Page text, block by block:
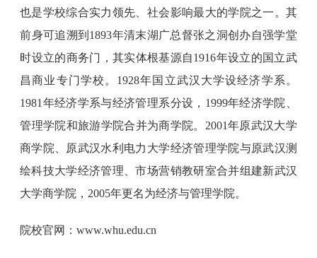
也是学校综合实力领先、社会影响最大的学院之一。其
前身可追溯到1893年清末湖广总督张之洞创办自强学堂
时设立的商务门，其实体根基源自1916年设立的国立武
昌商业专门学校。1928年国立武汉大学设经济学系。
1981年经济学系与经济管理系分设，1999年经济学院、
管理学院和旅游学院合并为商学院。2001年原武汉大学
商学院、原武汉水利电力大学经济管理学院与原武汉测
绘科技大学经济管理、市场营销教研室合并组建新武汉
大学商学院，2005年更名为经济与管理学院。
院校官网：www.whu.edu.cn